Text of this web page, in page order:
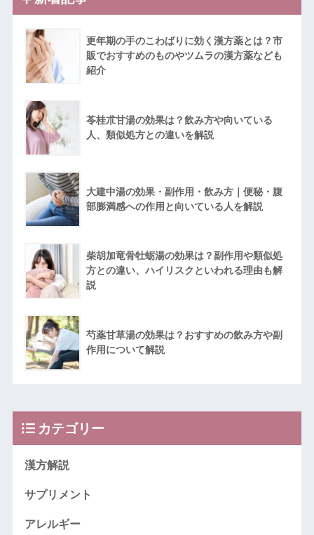
更年期の手のこわばりに効く漢方薬とは？市
販でおすすめのものやツムラの漢方薬なども
紹介
苓桂朮甘湯の効果は？飲み方や向いている
人、類似処方との違いを解説
大建中湯の効果・副作用・飲み方｜便秘・腹
部膨満感への作用と向いている人を解説
柴胡加竜骨牡蛎湯の効果は？副作用や類似処
方との違い、ハイリスクといわれる理由も解
説
芍薬甘草湯の効果は？おすすめの飲み方や副
作用について解説
カテゴリー
漢方解説
サプリメント
アレルギー